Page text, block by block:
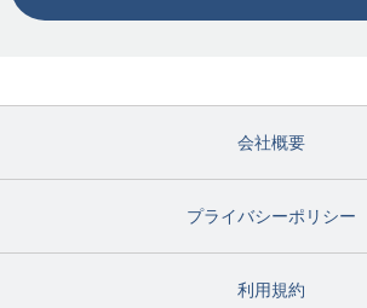
会社概要
プライバシーポリシー
利用規約